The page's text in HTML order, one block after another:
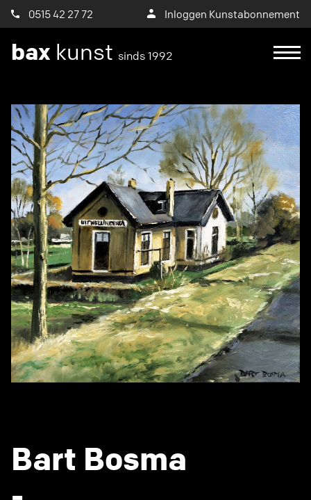
0515 42 27 72 Inloggen Kunstabonnement
bax kunst sinds 1992
Bart Bosma